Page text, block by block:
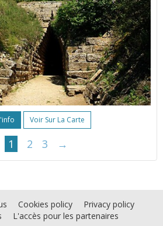
Voir Sur La Carte
1 2 3 →
Cookies policy
Privacy policy
L'accès pour les partenaires